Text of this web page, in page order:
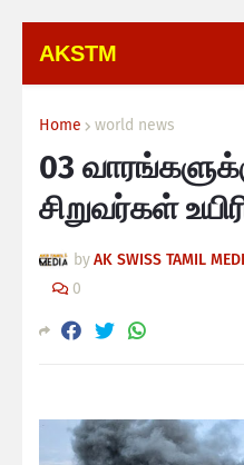
AKSTM
Home world news
03
சிறுவர்கள்
byAK SWISS TAMIL
0